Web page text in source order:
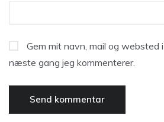
Gem mit navn, mail og websted
næste gang jeg kommenterer.